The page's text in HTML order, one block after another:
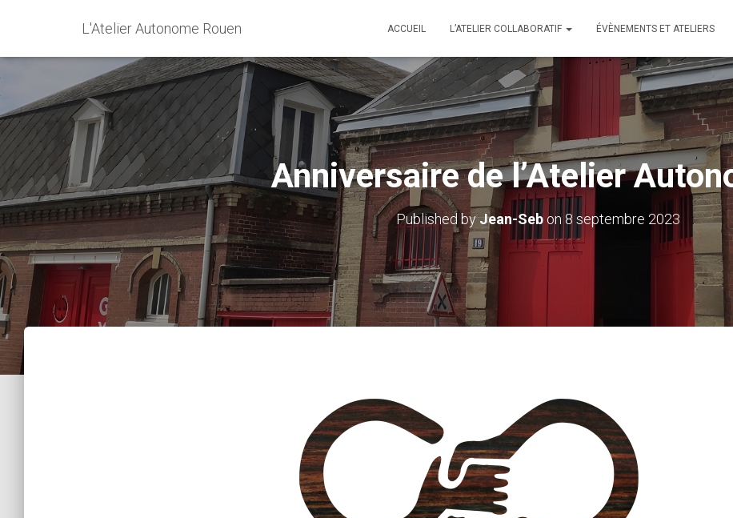
L'Atelier Autonome Rouen ACCUEIL L’ATELIER COLLABORATIF ÉVÈNEMENTS ET ATELIERS
Anniversaire de l’Atelier
Published byJean-Sebon 8 septembre 2023